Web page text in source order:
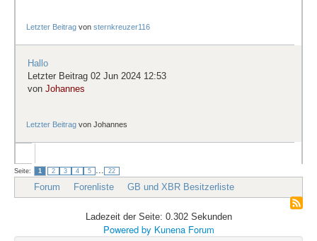
Letzter Beitrag vonsternkreuzer116
Hallo
Letzter Beitrag 02 Jun 2024 12:53
von Johannes
Letzter Beitrag vonJohannes
Seite: 1 2 3 4 5 22
Forum Forenliste GB und XBR Besitzerliste
Ladezeit der Seite: 0.302 Sekunden
Powered by Kunena Forum